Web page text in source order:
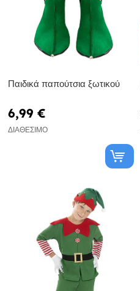
Παιδικά παπούτσια ξωτικού
6,99 €
ΔΙΑΘΈΣΙΜΟ